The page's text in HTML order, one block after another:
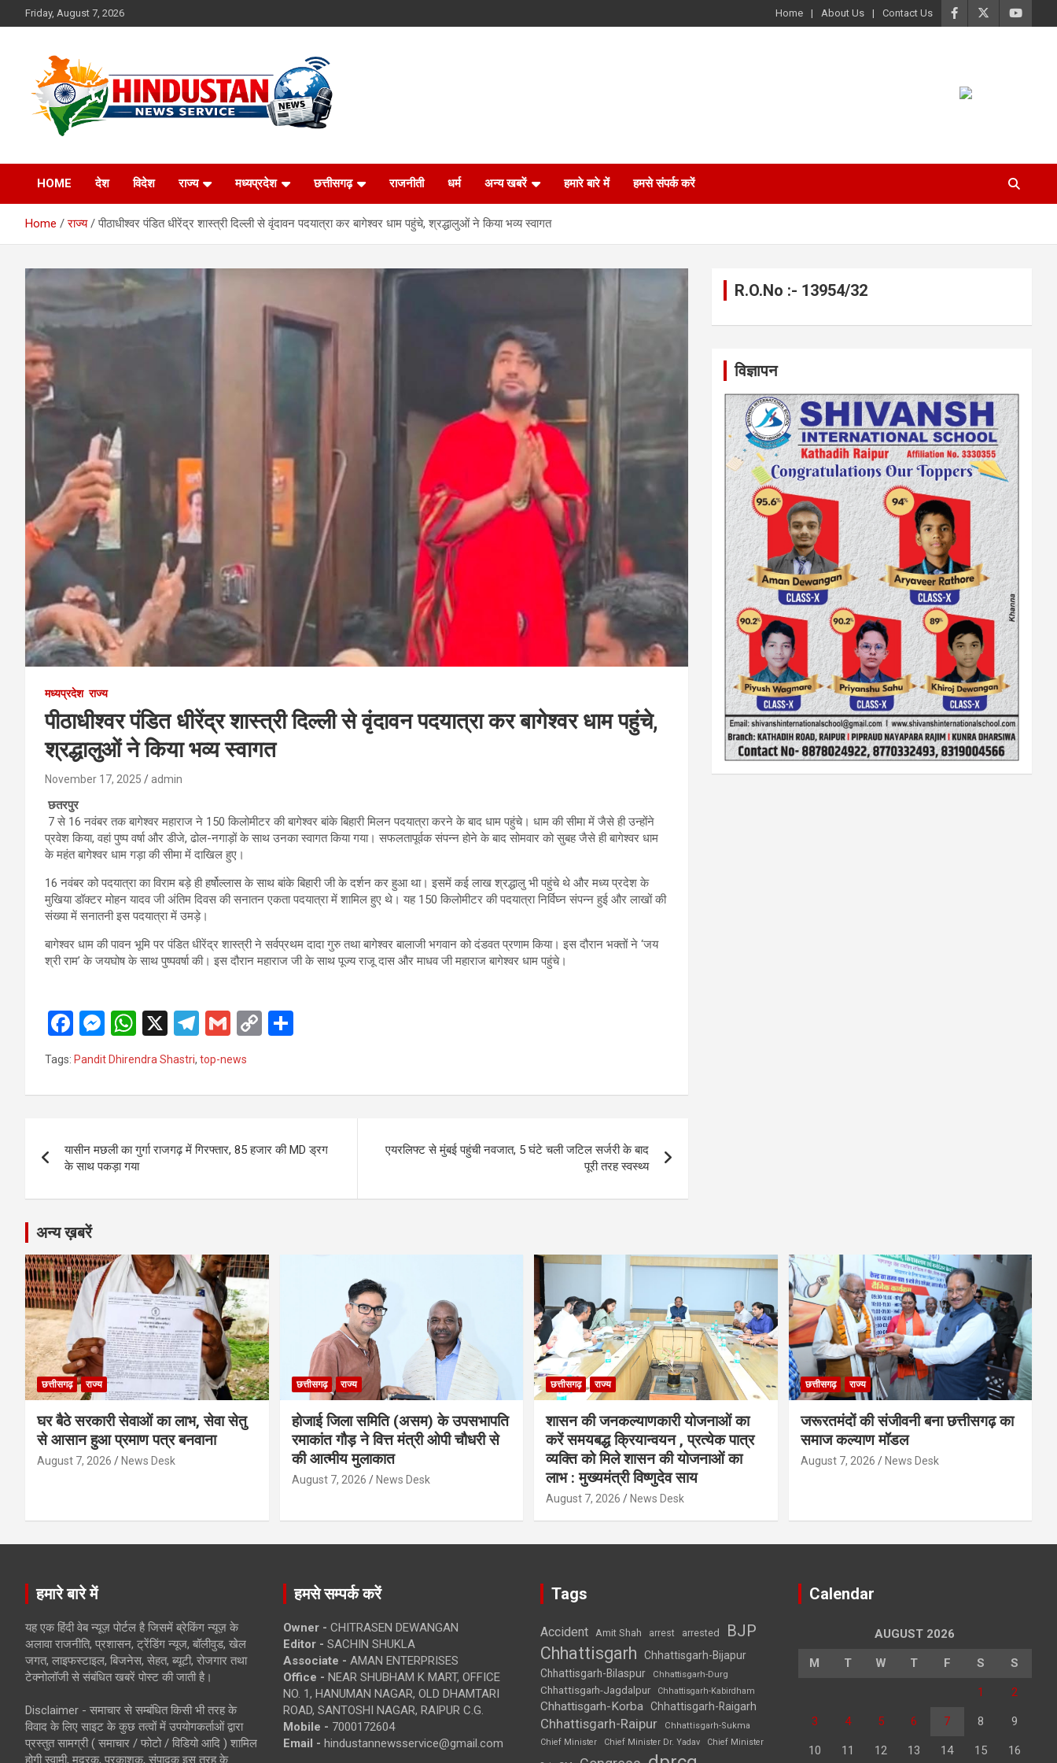
to
Friday, August 7, 2026 Home About Us Contact Us
Hindustan News
Service
HOME देश विदेश राज्य मध्यप्रदेश छत्तीसगढ़ राजनीती धर्म अन्य खबरें हमारे बारे में हमसे संपर्क करें
Home राज्य पीठाधीश्वर पंडित धीरेंद्र शास्त्री दिल्ली से वृंदावन पदयात्रा कर बागेश्वर धाम पहुंचे, श्रद्धालुओं ने किया भव्य स्वागत
मध्यप्रदेश राज्य
पीठाधीश्वर पंडित धीरेंद्र शास्त्री दिल्ली से वृंदावन पदयात्रा कर बागेश्वर धाम पहुंचे,
श्रद्धालुओं ने किया भव्य स्वागत
November 17, 2025 admin
छतरपुर
7 से 16 नवंबर तक बागेश्वर महाराज ने 150 किलोमीटर की बागेश्वर बांके बिहारी मिलन पदयात्रा करने के बाद धाम पहुंचे। धाम की सीमा में जैसे ही उन्होंने
प्रवेश किया, वहां पुष्प वर्षा और डीजे, ढोल-नगाड़ों के साथ उनका स्वागत किया गया। सफलतापूर्वक संपन्न होने के बाद सोमवार को सुबह जैसे ही बागेश्वर धाम
के महंत बागेश्वर धाम गड़ा की सीमा में दाखिल हुए।
16 नवंबर को पदयात्रा का विराम बड़े ही हर्षोल्लास के साथ बांके बिहारी जी के दर्शन कर हुआ था। इसमें कई लाख श्रद्धालु भी पहुंचे थे और मध्य प्रदेश के
मुखिया डॉक्टर मोहन यादव जी अंतिम दिवस की सनातन एकता पदयात्रा में शामिल हुए थे। यह 150 किलोमीटर की पदयात्रा निर्विघ्न संपन्न हुई और लाखों की
संख्या में सनातनी इस पदयात्रा में उमड़े।
बागेश्वर धाम की पावन भूमि पर पंडित धीरेंद्र शास्त्री ने सर्वप्रथम दादा गुरु तथा बागेश्वर बालाजी भगवान को दंडवत प्रणाम किया। इस दौरान भक्तों ने ‘जय
श्री राम’ के जयघोष के साथ पुष्पवर्षा की। इस दौरान महाराज जी के साथ पूज्य राजू दास और माधव जी महाराज बागेश्वर धाम पहुंचे।
F
a
ce
b
o
k
M
es
se
n
er
W
h
at
s
p
p
X
T
el
e
gr
m
G
ail
C
Li
k
e
Tags: Pandit Dhirendra Shastri, top-news
navigation
यासीन मछली का गुर्गा राजगढ़ में गिरफ्तार, 85 हजार की MD ड्रग
के साथ पकड़ा गया
एयरलिफ्ट से मुंबई पहुंची नवजात, 5 घंटे चली जटिल सर्जरी के बाद
पूरी तरह स्वस्थ्य
R.O.No :- 13954/32
विज्ञापन
अन्य ख़बरें
छत्तीसगढ़ राज्य
घर बैठे सरकारी सेवाओं का लाभ, सेवा सेतु
से आसान हुआ प्रमाण पत्र बनवाना
August 7, 2026 News Desk
छत्तीसगढ़ राज्य
होजाई जिला समिति (असम) के उपसभापति
रमाकांत गौड़ ने वित्त मंत्री ओपी चौधरी से
की आत्मीय मुलाकात
August 7, 2026 News Desk
छत्तीसगढ़ राज्य
शासन की जनकल्याणकारी योजनाओं का
करें समयबद्ध क्रियान्वयन , प्रत्येक पात्र
व्यक्ति को मिले शासन की योजनाओं का
लाभ : मुख्यमंत्री विष्णुदेव साय
August 7, 2026 News Desk
छत्तीसगढ़ राज्य
जरूरतमंदों की संजीवनी बना छत्तीसगढ़ का
समाज कल्याण मॉडल
August 7, 2026 News Desk
हमारे बारे में
यह एक हिंदी वेब न्यूज़ पोर्टल है जिसमें ब्रेकिंग न्यूज़ के
अलावा राजनीति, प्रशासन, ट्रेंडिंग न्यूज, बॉलीवुड, खेल
जगत, लाइफस्टाइल, बिजनेस, सेहत, ब्यूटी, रोजगार तथा
टेक्नोलॉजी से संबंधित खबरें पोस्ट की जाती है।
Disclaimer - समाचार से सम्बंधित किसी भी तरह के
विवाद के लिए साइट के कुछ तत्वों में उपयोगकर्ताओं द्वारा
प्रस्तुत सामग्री ( समाचार / फोटो / विडियो आदि ) शामिल
होगी स्वामी, मुद्रक, प्रकाशक, संपादक इस तरह के
हमसे सम्पर्क करें
Owner - CHITRASEN DEWANGAN
Editor - SACHIN SHUKLA
Associate - AMAN ENTERPRISES
Office - NEAR SHUBHAM K MART, OFFICE
NO. 1, HANUMAN NAGAR, OLD DHAMTARI
ROAD, SANTOSHI NAGAR, RAIPUR C.G.
Mobile - 7000172604
Email - hindustannewsservice@gmail.com
Tags
Accident Amit Shah arrest arrested BJP
Chhattisgarh
Chhattisgarh-Bijapur
Chhattisgarh-Bilaspur
Chhattisgarh-Durg
Chhattisgarh-Jagdalpur Chhattisgarh-Kabirdham
Chhattisgarh-Korba Chhattisgarh-Raigarh
Chhattisgarh-Raipur
Chhattisgarh-Sukma
Chief Minister
Chief Minister Dr. Yadav Chief Minister
Calendar
AUGUST 2026
M T W T F S S
1 2
3 4 5 6 7 8 9
10 11 12 13 14 15 16